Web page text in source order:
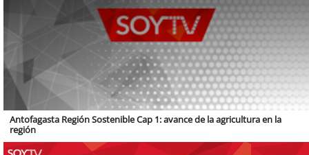
Antofagasta Región Sostenible Cap 1: avance de la agricultura en la
región